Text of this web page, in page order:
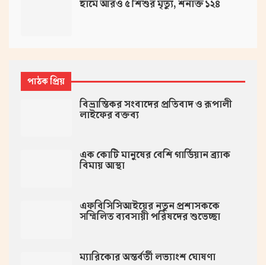
হামে আরও ৫ শিশুর মৃত্যু, শনাক্ত ১২৪
পাঠক প্রিয়
বিভ্রান্তিকর সংবাদের প্রতিবাদ ও রূপালী
লাইফের বক্তব্য
এক কোটি মানুষের বেশি গার্ডিয়ান ব্র্যাক
বিমায় আস্থা
এফবিসিসিআইয়ের নতুন প্রশাসককে
সম্মিলিত ব্যবসায়ী পরিষদের শুভেচ্ছা
ম্যারিকোর অন্তর্বর্তী লভ্যাংশ ঘোষণা